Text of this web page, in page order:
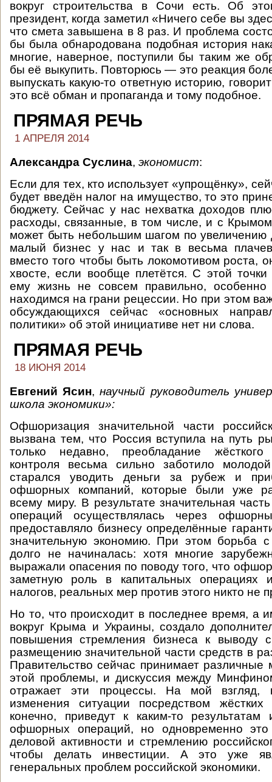
вокруг строительства в Сочи есть. Об
президент, когда заметил «Ничего себе вы
что смета завышена в 8 раз. И проблема
бы была обнародована подобная история
многие, наверное, поступили бы таким же
бы её выкупить. Повторюсь — это реакция
выпускать какую-то ответную историю,
это всё обман и пропаганда и тому подобное.
ПРЯМАЯ РЕЧЬ
1 АПРЕЛЯ 2014
Александра Суслина, экономист:
Если для тех, кто использует «упрощёнку»,
будет введён налог на имущество, то это
бюджету. Сейчас у нас нехватка доходов
расходы, связанные, в том числе, и с
может быть небольшим шагом по увеличению
малый бизнес у нас и так в весьма
вместо того чтобы быть локомотивом роста,
хвосте, если вообще плетётся. С этой точки
ему жизнь не совсем правильно, особенно
находимся на грани рецессии. Но при этом
обсуждающихся сейчас «основных
политики» об этой инициативе нет ни слова.
ПРЯМАЯ РЕЧЬ
18 ИЮНЯ 2014
Евгений Ясин,научный руководитель
школа экономики»:
Офшоризация значительной части
вызвана тем, что Россия вступила на путь
только недавно, преобладание жёсткого
контроля весьма сильно заботило
старался уводить деньги за рубеж и
офшорных компаний, которые были уже
всему миру. В результате значительная
операций осуществлялась через
предоставляло бизнесу определённые
значительную экономию. При этом борьба
долго не начиналась: хотя многие
выражали опасения по поводу того, что
заметную роль в капитальных операциях
налогов, реальных мер против этого никто не
Но то, что происходит в последнее время, а
вокруг Крыма и Украины, создало
повышения стремления бизнеса к выводу
размещению значительной части средств в
Правительство сейчас принимает
этой проблемы, и дискуссия между
отражает эти процессы. На мой взгляд,
изменения ситуации посредством
конечно, приведут к каким-то результатам
офшорных операций, но одновременно
деловой активности и стремлению
чтобы делать инвестиции. А это уже
генеральных проблем российской экономики.